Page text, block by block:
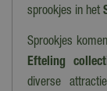
sprookjes in het
Sprookjes
Efteling
diverse